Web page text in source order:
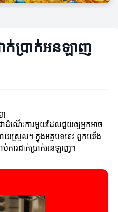
ាក់ប្រាក់អនឡាញ
ដំណើរការមួយដែលជួយឲ្យអ្នកអាច
យស្រួល។ ក្នុងអត្ថបទនេះ ពួកយើង
ប់ការដាក់ប្រាក់អនឡាញ។